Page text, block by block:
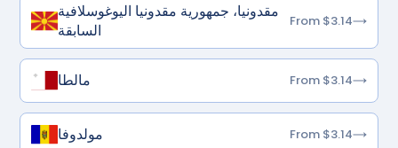
مقدونيا، جمهورية مقدونيا اليوغوسلافية
السابقة
From $3.14
مالطا From $3.14
مولدوفا From $3.14